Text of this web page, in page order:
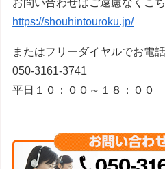
お問い合わせはご遠慮なくこ
https://shouhintouroku.jp/
またはフリーダイヤルでお電
050-3161-3741
平日１０：００～１８：００